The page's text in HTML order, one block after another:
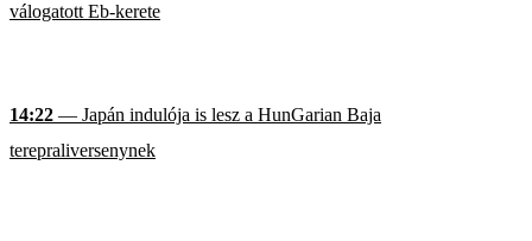
válogatott Eb-kerete
14:22 — Japán indulója is lesz a HunGarian Baja
terepraliversenynek